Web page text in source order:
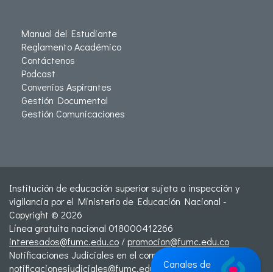
Manual del Estudiante
Reglamento Académico
Contáctenos
Podcast
Convenios Aspirantes
Gestión Documental
Gestión Comunicaciones
Institución de educación superior sujeta a inspección y
vigilancia por el Ministerio de Educación Nacional -
Copyright © 2026
Línea gratuita nacional 018000412266
interesados@fumc.edu.co/promocion@fumc.edu.co
Notificaciones Judiciales en el correo:
notificacionesjudiciales@fumc.edu.coCanales de